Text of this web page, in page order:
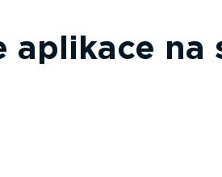
aplikace